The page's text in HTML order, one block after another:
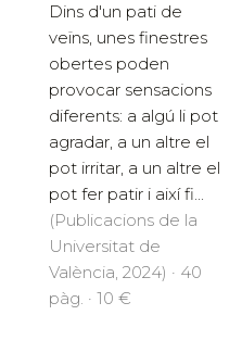
Dins d'un pati de
veïns, unes finestres
obertes poden
provocar sensacions
diferents: a algú li pot
agradar, a un altre el
pot irritar, a un altre el
pot fer patir i així fi...
(Publicacions de la
Universitat de
València, 2024) · 40
pàg. · 10 €